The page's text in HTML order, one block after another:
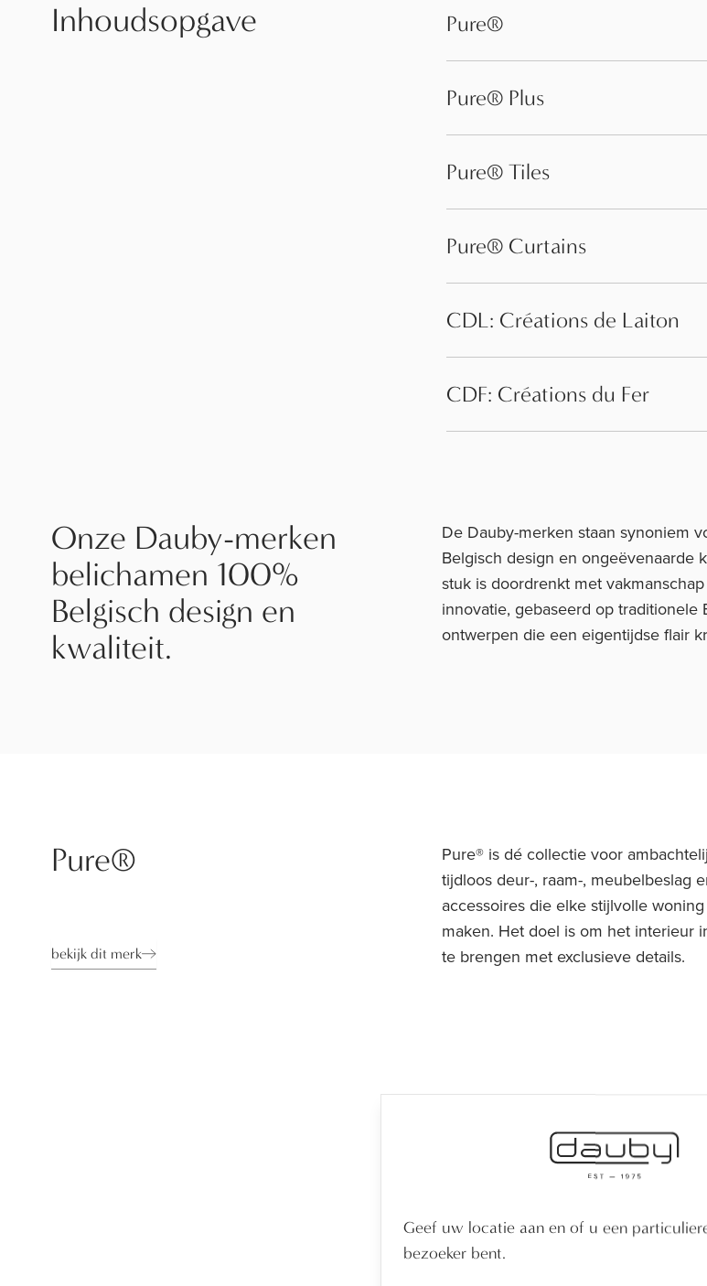
Inhoudsopgave Pure®
Pure® Plus
Pure® Tiles
Pure® Curtains
CDL: Créations de Laiton
CDF: Créations du Fer
Onze Dauby-merken
belichamen 100%
Belgisch design en
kwaliteit.
De Dauby-merken staan synoniem
Belgisch design en ongeëvenaarde
stuk is doordrenkt met
innovatie, gebaseerd op traditionele
ontwerpen die een eigentijdse flair
Pure®
bekijk dit merk
Pure® is dé collectie voor
tijdloos deur-, raam-, meubelbeslag
accessoires die elke stijlvolle
maken. Het doel is om het interieur
te brengen met exclusieve details.
Geef uw locatie aan en of u een
bezoeker bent.